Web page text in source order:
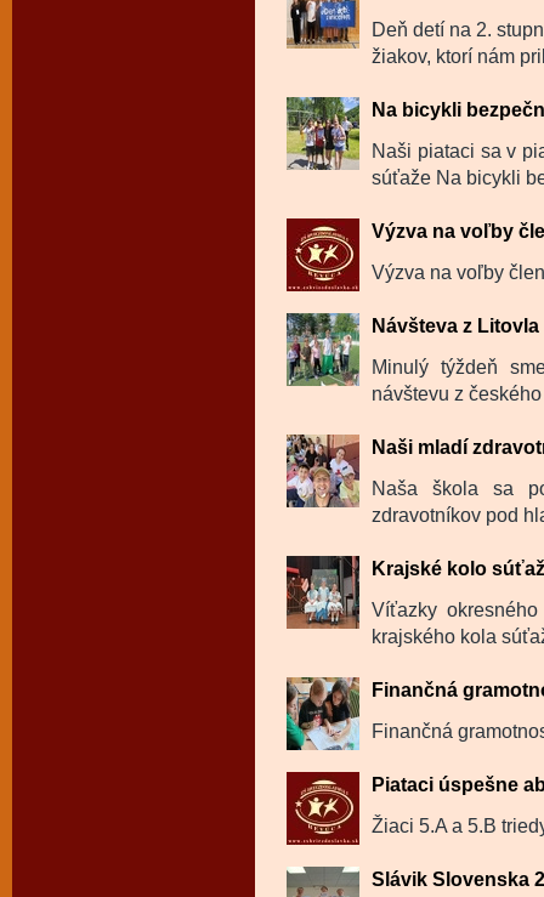
Deň detí na 2.
žiakov, ktorí nám
Na bicykli
Naši piataci sa v
súťaže Na bicykli
Výzva na voľby
Výzva na voľby
Návšteva z Litovla
Minulý týždeň
návštevu z
Naši mladí
Naša škola sa
zdravotníkov pod
Krajské kolo
Víťazky
krajského kola
Finančná
Finančná
Piataci úspešne
Žiaci 5.A a 5.B
Slávik Slovenska